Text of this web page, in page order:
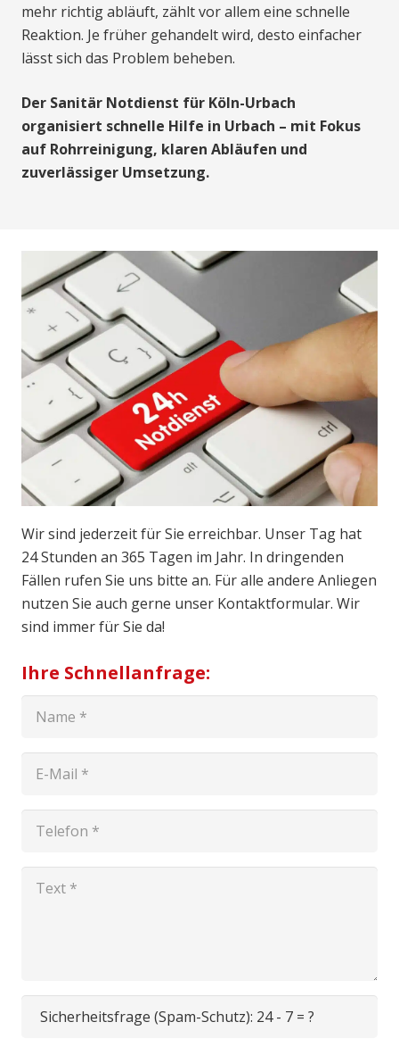
mehr richtig abläuft, zählt vor allem eine schnelle
Reaktion. Je früher gehandelt wird, desto einfacher
lässt sich das Problem beheben.
Der Sanitär Notdienst für Köln-Urbach
organisiert schnelle Hilfe in Urbach – mit Fokus
auf Rohrreinigung, klaren Abläufen und
zuverlässiger Umsetzung.
Wir sind jederzeit für Sie erreichbar. Unser Tag hat
24 Stunden an 365 Tagen im Jahr. In dringenden
Fällen rufen Sie uns bitte an. Für alle andere Anliegen
nutzen Sie auch gerne unser Kontaktformular. Wir
sind immer für Sie da!
Ihre Schnellanfrage:
Sicherheitsfrage (Spam-Schutz): 24 - 7 = ?